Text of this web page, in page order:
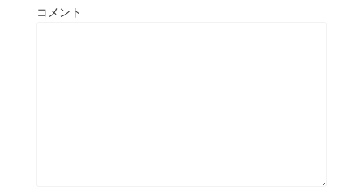
コメント